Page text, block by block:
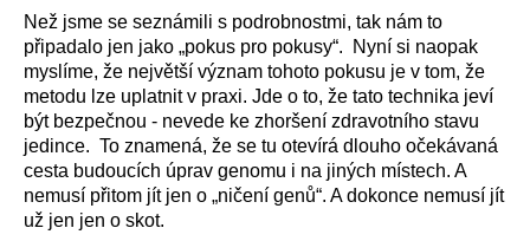
Než jsme se seznámili s podrobnostmi, tak nám to
připadalo jen jako „pokus pro pokusy“. Nyní si naopak
myslíme, že největší význam tohoto pokusu je v tom, že
metodu lze uplatnit v praxi. Jde o to, že tato technika jeví
být bezpečnou - nevede ke zhoršení zdravotního stavu
jedince. To znamená, že se tu otevírá dlouho očekávaná
cesta budoucích úprav genomu i na jiných místech. A
nemusí přitom jít jen o „ničení genů“. A dokonce nemusí jít
už jen jen o skot.